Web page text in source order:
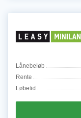
Lånebeløb
Rente
Løbetid